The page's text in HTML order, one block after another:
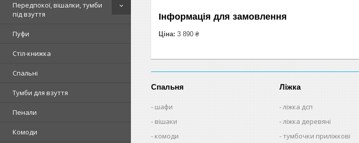
Передпокої, вішалки, тумби
під взуття
Пуфи
Стіл-книжка
Спальні
Тумби для взуття
Пенали
Комоди
Інформація для замовлення
Ціна: 3 890 ₴
Спальня
шафи
вішаки
комоди
Ліжка
ліжка дсп
ліжка деревяні
тумбочки приліжкові